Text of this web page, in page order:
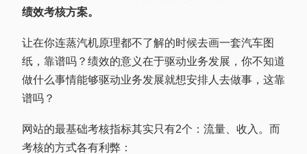
绩效考核方案。
让在你连蒸汽机原理都不了解的时候去画一套汽车图
纸，靠谱吗？绩效的意义在于驱动业务发展，你不知道
做什么事情能够驱动业务发展就想安排人去做事，这靠
谱吗？
网站的最基础考核指标其实只有2个：流量、收入。而
考核的方式各有利弊：